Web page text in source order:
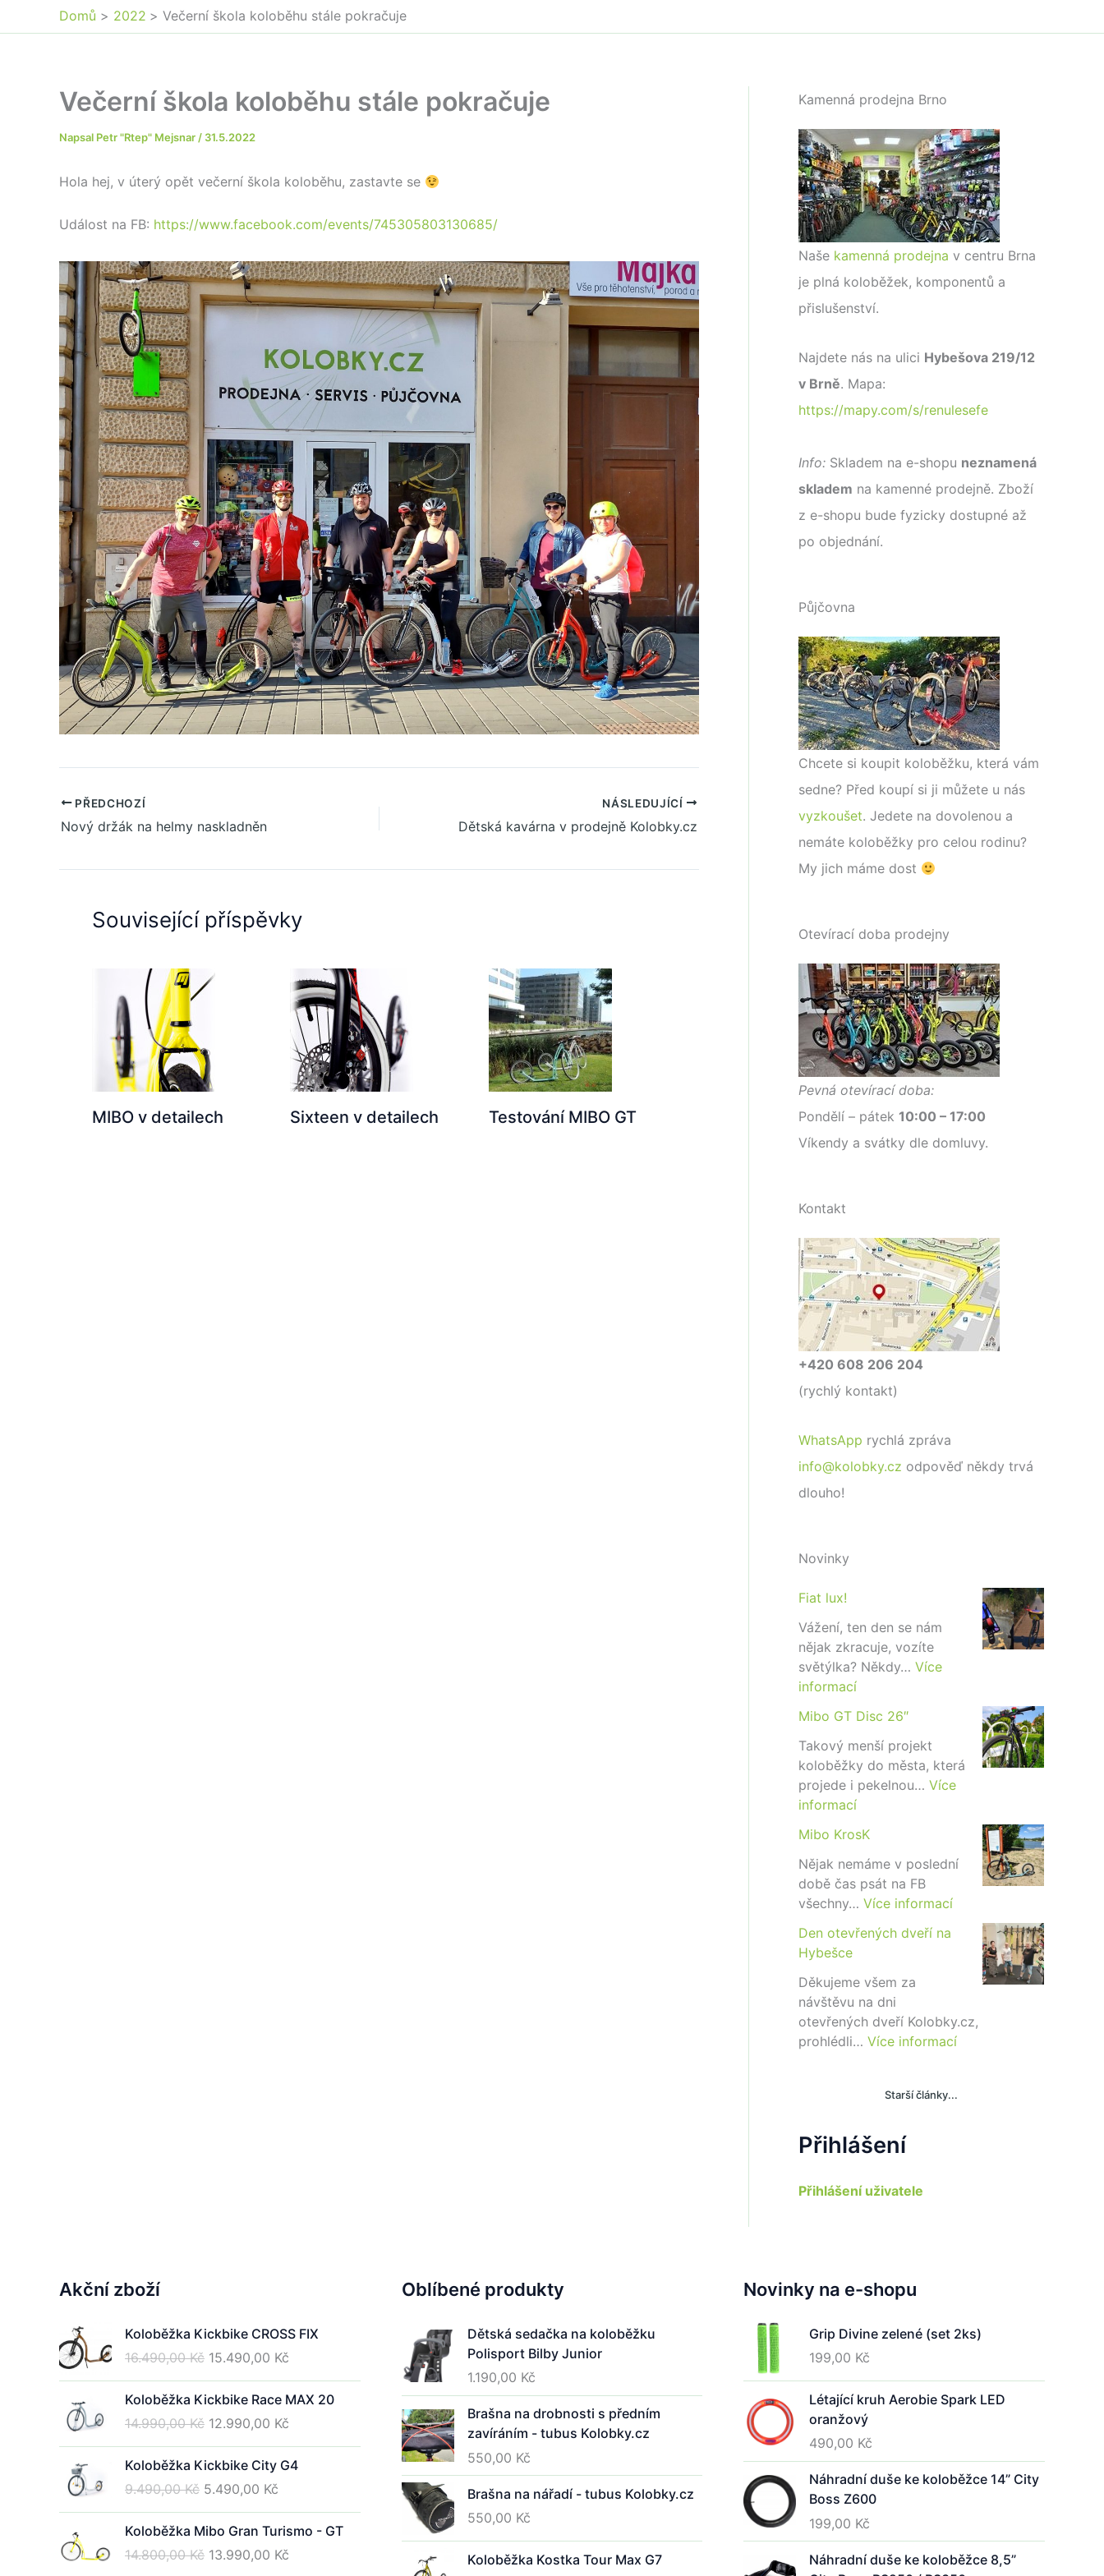
Domů 2022 Večerní škola koloběhu stále pokračuje
Večerní škola koloběhu stále pokračuje
Napsal Petr "Rtep" Mejsnar / 31.5.2022
Hola hej, v úterý opět večerní škola koloběhu, zastavte se
Událost na FB: https://www.facebook.com/events/745305803130685/
PŘEDCHOZÍ
Nový držák na helmy naskladněn
NÁSLEDUJÍCÍ
Dětská kavárna v prodejně Kolobky.cz
Související příspěvky
MIBO v detailech Sixteen v detailech Testování MIBO GT
Kamenná prodejna Brno
Naše kamenná prodejna v centru Brna
je plná koloběžek, komponentů a
přislušenství.
Najdete nás na ulici Hybešova 219/12
v Brně. Mapa:
https://mapy.com/s/renulesefe
Info: Skladem na e-shopu neznamená
skladem na kamenné prodejně. Zboží
z e-shopu bude fyzicky dostupné až
po objednání.
Půjčovna
Chcete si koupit koloběžku, která vám
sedne? Před koupí si ji můžete u nás
vyzkoušet. Jedete na dovolenou a
nemáte koloběžky pro celou rodinu?
My jich máme dost
Otevírací doba prodejny
Pevná otevírací doba:
Pondělí – pátek 10:00 – 17:00
Víkendy a svátky dle domluvy.
Kontakt
+420 608 206 204
(rychlý kontakt)
WhatsApp rychlá zpráva
info@kolobky.cz odpověď někdy trvá
dlouho!
Novinky
Fiat lux!
Vážení, ten den se nám
nějak zkracuje, vozíte
světýlka? Někdy… Více
informací:
i
a
t
l
u
!
Mibo GT Disc 26″
Takový menší projekt
koloběžky do města, která
projede i pekelnou… Více
informací:
i
b
o
G
D
s
c
2
6
Mibo KrosK
Nějak nemáme v poslední
době čas psát na FB
všechny… Více informací:
r
o
Den otevřených dveří na
Hybešce
Děkujeme všem za
návštěvu na dni
otevřených dveří Kolobky.cz,
prohlédli… Více informací:
n
v
í
y
c
e
Starší články...
Přihlášení
Přihlášení uživatele
Akční zboží
Koloběžka Kickbike CROSS FIX
16.490,00Kč Původní
cena
byla:
16.490,00 Kč.
15.490,00 Kč
cena
je:
Koloběžka Kickbike Race MAX 20
14.990,00Kč Původní
cena
byla:
14.990,00 Kč.
12.990,00 Kč
cena
je:
Koloběžka Kickbike City G4
9.490,00Kč Původní
cena
byla:
9.490,00 Kč.
5.490,00 Kč
cena
je:
5.490,00 Kč.
Koloběžka Mibo Gran Turismo - GT
14.800,00Kč Původní
13.990,00 Kč
Oblíbené produkty
Dětská sedačka na koloběžku
Polisport Bilby Junior
1.190,00 Kč
Brašna na drobnosti s předním
zavíráním - tubus Kolobky.cz
550,00 Kč
Brašna na nářadí - tubus Kolobky.cz
550,00 Kč
Koloběžka Kostka Tour Max G7
Novinky na e-shopu
Grip Divine zelené (set 2ks)
199,00 Kč
Létající kruh Aerobie Spark LED
oranžový
490,00 Kč
Náhradní duše ke koloběžce 14” City
Boss Z600
199,00 Kč
Náhradní duše ke koloběžce 8,5”